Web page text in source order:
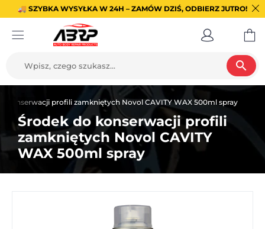
🚚 SZYBKA WYSYŁKA W 24H – ZAMÓW DZIŚ, ODBIERZ JUTRO!
search
konserwacji profili zamkniętych Novol CAVITY WAX 500ml spray
Środek do konserwacji profili
zamkniętych Novol CAVITY
WAX 500ml spray